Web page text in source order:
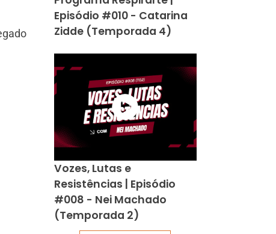
Episódio #010 - Catarina
Zidde (Temporada 4)
Vozes, Lutas e
Resistências | Episódio
#008 - Nei Machado
(Temporada 2)